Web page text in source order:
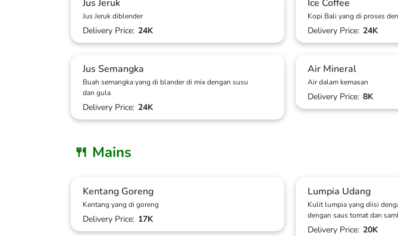
Jus Jeruk
Jus Jeruk diblender
Delivery Price: 24K
Ice Coffee
Kopi Bali yang di proses
Delivery Price: 24K
Jus Semangka
Buah semangka yang di blander di mix dengan susu
dan gula
Delivery Price: 24K
Air Mineral
Air dalam kemasan
Delivery Price: 8K
🍴 Mains
Kentang Goreng
Kentang yang di goreng
Delivery Price: 17K
Lumpia Udang
Kulit lumpia yang diisi
dengan saus tomat dan
Delivery Price: 20K